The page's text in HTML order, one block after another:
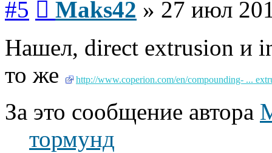
#5 Maks42 » 27 июл
Нашел, direct extrusion и
то же
http://www.coperion.com/en/compounding- ...
За это сообщение автора
тормунд